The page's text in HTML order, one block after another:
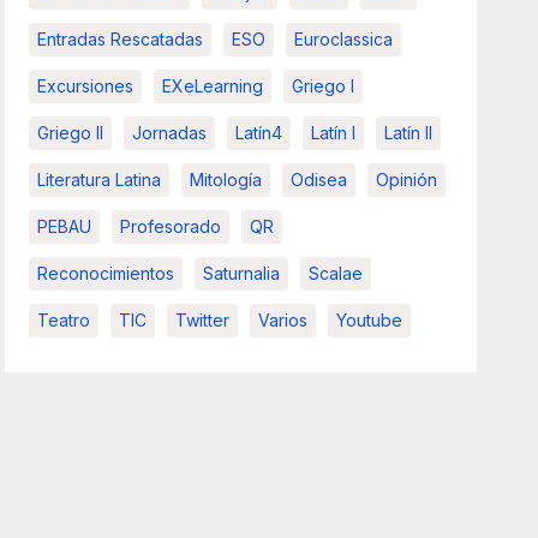
Entradas Rescatadas ESO Euroclassica
Excursiones EXeLearning Griego I
Griego II Jornadas Latín4 Latín I Latín II
Literatura Latina Mitología Odisea Opinión
PEBAU Profesorado QR
Reconocimientos Saturnalia Scalae
Teatro TIC Twitter Varios Youtube